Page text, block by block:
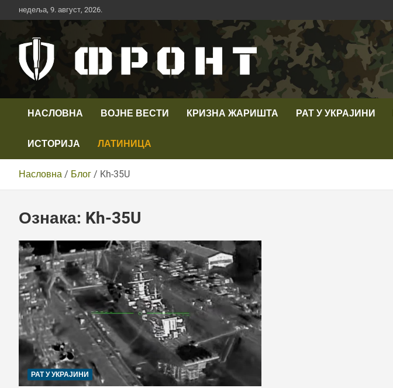
Скип
то
недеља, 9. август, 2026.
Телевизија ФРОНТ
НАСЛОВНА ВОЈНЕ ВЕСТИ КРИЗНА ЖАРИШТА РАТ У УКРАЈИНИ
ИСТОРИЈА ЛАТИНИЦА
Насловна Блог Kh-35U
Ознака: Kh-35U
РАТ У УКРАЈИНИ